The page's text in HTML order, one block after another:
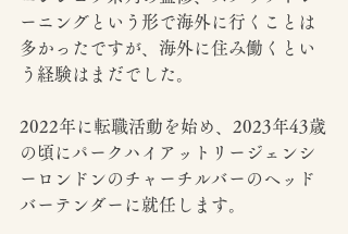
ーニングという形で海外に行くことは
多かったですが、海外に住み働くとい
う経験はまだでした。
2022年に転職活動を始め、2023年43歳
の頃にパークハイアットリージェンシ
ーロンドンのチャーチルバーのヘッド
バーテンダーに就任します。